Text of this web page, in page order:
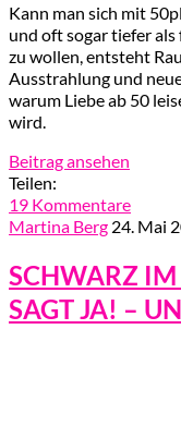
Kann man sich mit
und oft sogar tiefer
zu wollen, entsteht
Ausstrahlung und
warum Liebe ab 50
wird.
Beitrag ansehen
Teilen:
19 Kommentare
Martina Berg 24. Mai
SCHWARZ
SAGT JA! –